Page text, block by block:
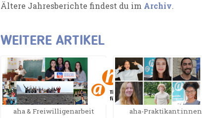
Ältere Jahresberichte findest du im Archiv.
WEITERE ARTIKEL
aha & Freiwilligenarbeit aha-Praktikant:innen